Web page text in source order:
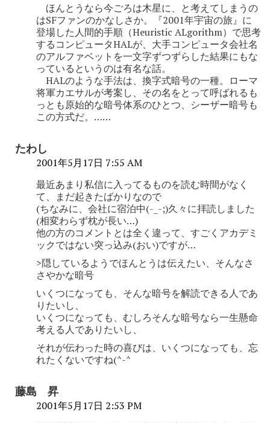
ほんとうなら今ごろは木星に、と考えてしまうの
はSFファンのかなしさか。『2001年宇宙の旅』に
登場した人間的手順（Heuristic ALgorithm）で思考
するコンピュータHALが、大手コンピュータ会社名
のアルファベットを一文字ずつずらした結果にもな
っているというのは有名な話。
HALのような手法は、換字式暗号の一種。ローマ
将軍カエサルが考案し、その名をとって呼ばれるも
っとも原始的な暗号体系のひとつ、シーザー暗号も
この方式だ。……
たわし
2001年5月17日 7:55 AM
最近あまり私信に入ってるものを読む時間がなく
て、まだ起きたばかりなので
(ちなみに、会社に宿泊中(-_-;)久々に拝読しました
(相変わらず枕が長い…)
他の方のコメントとは全く違って、すごくアカデミ
ックではない突っ込み(おい)ですが…
>隠しているようでほんとうは伝えたい、そんなさ
さやかな暗号
いくつになっても、そんな暗号を解読できる人であ
りたいし、
いくつになっても、むしろそんな暗号なら一生懸命
考える人でありたいし、
それが伝わった時の喜びは、いくつになっても、忘
れたくないですね(^-^
藤島 昇
2001年5月17日 2:53 PM